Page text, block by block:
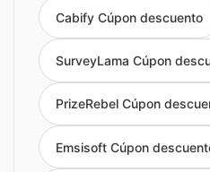
Cabify Cúpon descuento
SurveyLama Cúpon
PrizeRebel Cúpon
Emsisoft Cúpon